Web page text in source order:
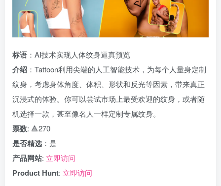
标语 ：AI技术实现人体纹身逼真预览
介绍 ：Tattoon利用尖端的人工智能技术，为每个人量身定制
纹身，考虑身体角度、体积、形状和反光等因素，带来真正
沉浸式的体验。你可以尝试市场上最受欢迎的纹身，或者随
机选择一款，甚至像名人一样定制专属纹身。
票数: 🔺270
是否精选 ：是
产品网站: 立即访问
Product Hunt: 立即访问